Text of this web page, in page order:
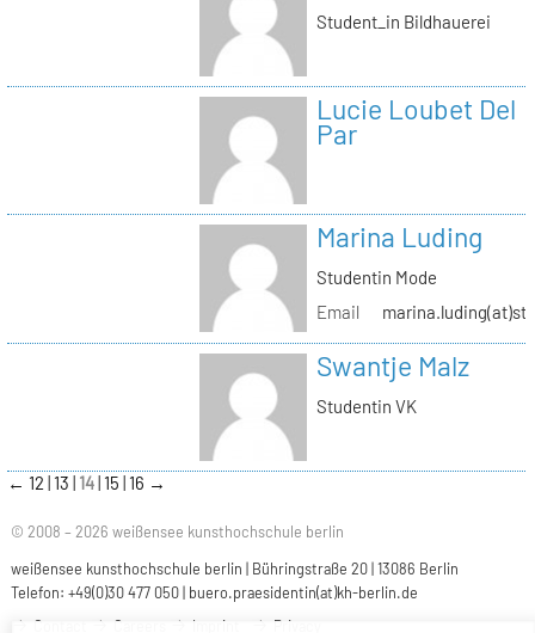
Student_in Bildhauerei
Lucie Loubet Del
Par
Marina Luding
Studentin Mode
Email
Swantje Malz
Studentin VK
← 12 13 14 15 16 →
© 2008 – 2026 weißensee kunsthochschule berlin
weißensee kunsthochschule berlin | Bühringstraße 20 | 13086 Berlin
Telefon: +49(0)30 477 050 | buero.praesidentin(at)kh-berlin.de
Contact
Careers Imprint Privacy